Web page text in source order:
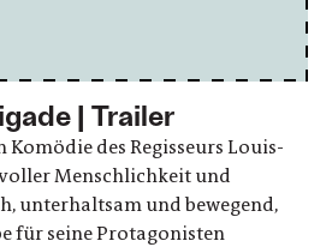
| Trailer
des Regisseurs Louis-
Menschlichkeit und
unterhaltsam und bewegend,
für seine Protagonisten